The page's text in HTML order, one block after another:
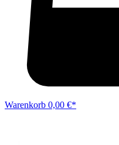
Warenkorb 0,00 €*